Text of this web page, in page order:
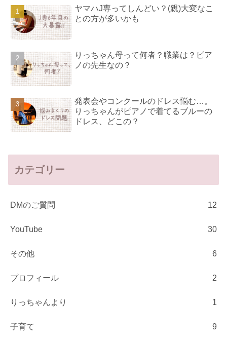
ヤマハJ専ってしんどい？(親)大変なこ
との方が多いかも
りっちゃん母って何者？職業は？ピア
ノの先生なの？
発表会やコンクールのドレス悩む…。
りっちゃんがピアノで着てるブルーの
ドレス、どこの？
カテゴリー
DMのご質問 12
YouTube 30
その他 6
プロフィール 2
りっちゃんより 1
子育て 9